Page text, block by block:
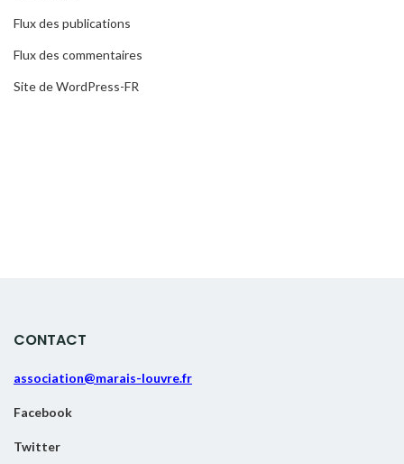
Flux des publications
Flux des commentaires
Site de WordPress-FR
CONTACT
association@marais-louvre.fr
Facebook
Twitter